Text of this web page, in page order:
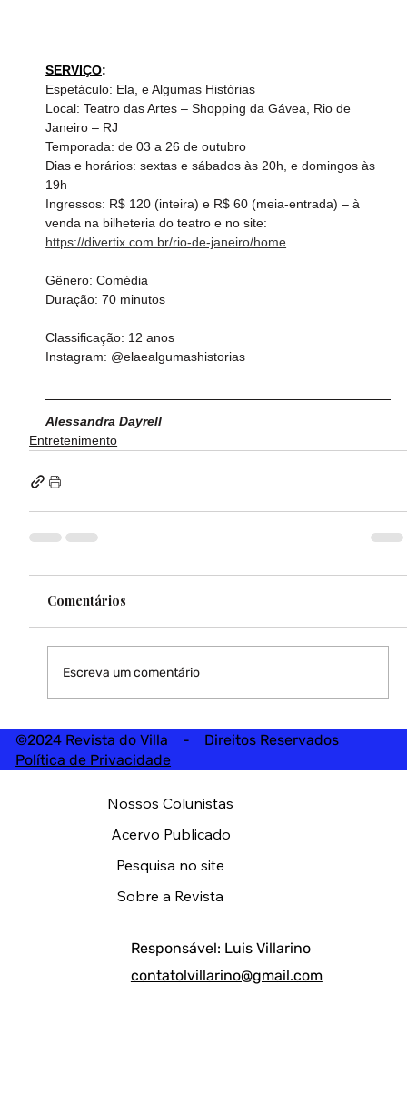
SERVIÇO:
Espetáculo: Ela, e Algumas Histórias
Local: Teatro das Artes – Shopping da Gávea, Rio de
Janeiro – RJ
Temporada: de 03 a 26 de outubro
Dias e horários: sextas e sábados às 20h, e domingos às
19h
Ingressos: R$ 120 (inteira) e R$ 60 (meia-entrada) – à
venda na bilheteria do teatro e no site:
https://divertix.com.br/rio-de-janeiro/home
Gênero: Comédia
Duração: 70 minutos
Classificação: 12 anos
Instagram: @elaealgumashistorias
Alessandra Dayrell
Entretenimento
Comentários
Escreva um comentário
©2024 Revista do Villa - Direitos Reservados
Política de Privacidade
Responsável: Luis Villarino
contatolvillarino@gmail.com
Nossos Colunistas
Acervo Publicado
Pesquisa no site
Sobre a Revista